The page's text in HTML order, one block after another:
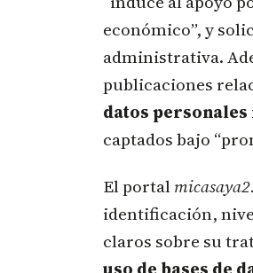
económico”, y
administrativa.
publicaciones
datos
captados bajo
El portal
identificación,
claros sobre su